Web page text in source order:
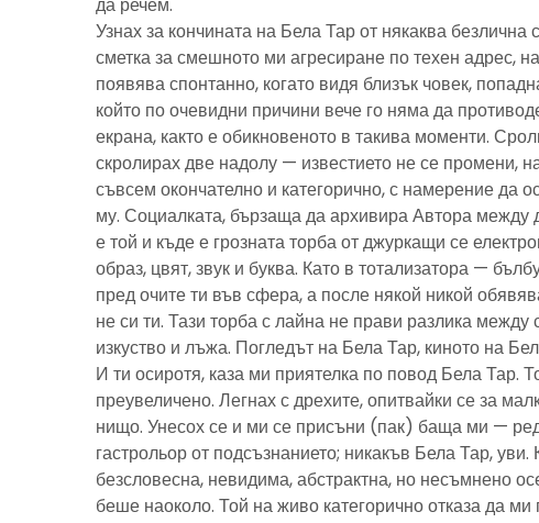
Узнах за кончината на Бела Тар от някаква безлична
сметка за смешното ми агресиране по техен адрес,
появява спонтанно, когато видя близък човек,
който по очевидни причини вече го няма да
екрана, както е обикновеното в такива моменти.
скролирах две надолу — известието не се промени,
съвсем окончателно и категорично, с намерение да
му. Социалката, бързаща да архивира Автора между
е той и къде е грозната торба от джуркащи се
образ, цвят, звук и буква. Като в тотализатора —
пред очите ти във сфера, а после някой никой
не си ти. Тази торба с лайна не прави разлика
изкуство и лъжа. Погледът на Бела Тар, киното на
И ти осиротя, каза ми приятелка по повод Бела Тар.
преувеличено. Легнах с дрехите, опитвайки се за
нищо. Унесох се и ми се присъни (пак) баща ми —
гастрольор от подсъзнанието; никакъв Бела Тар,
безсловесна, невидима, абстрактна, но несъмнено
беше наоколо. Той на живо категорично отказа да ми